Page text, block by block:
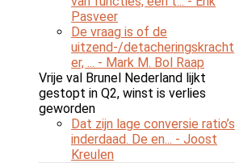
Pasveer
De vraag is of de
uitzend-/detacheringskracht
er, ... - Mark M. Bol Raap
Vrije val Brunel Nederland lijkt
gestopt in Q2, winst is verlies
geworden
Dat zijn lage conversie ratio’s
inderdaad. De en... - Joost
Kreulen